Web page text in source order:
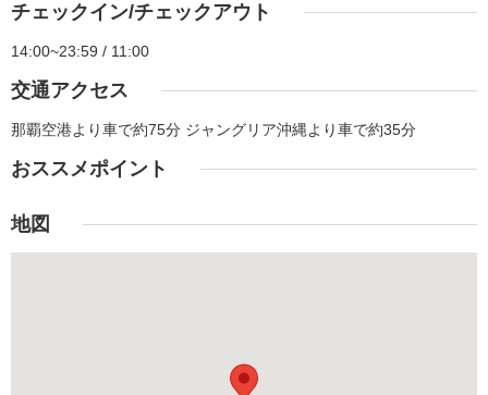
チェックイン/チェックアウト
14:00~23:59 / 11:00
交通アクセス
那覇空港より車で約75分 ジャングリア沖縄より車で約35分
おススメポイント
地図